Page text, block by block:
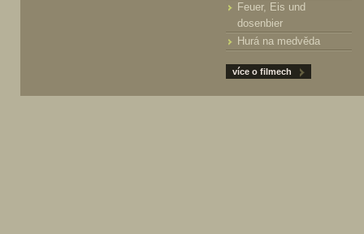
Feuer, Eis und
dosenbier
Hurá na medvěda
více o filmech